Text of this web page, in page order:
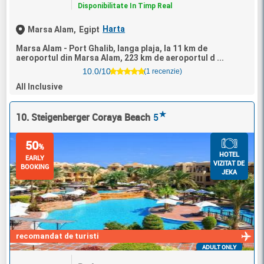
Disponibilitate In Timp Real
Marsa Alam, Egipt Harta
Marsa Alam - Port Ghalib, langa plaja, la 11 km de
aeroportul din Marsa Alam, 223 km de aeroportul d ...
10.0/10
(1 recenzie)
All Inclusive
10. Steigenberger Coraya Beach 5★
recomandat de turisti
50%
EARLY
BOOKING
HOTEL
VIZITAT DE
JEKA
ADULT ONLY